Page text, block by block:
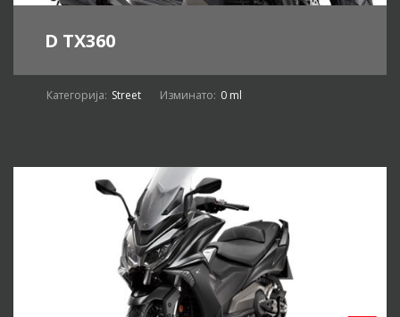
D TX360
Категорија: Street Изминато: 0 ml